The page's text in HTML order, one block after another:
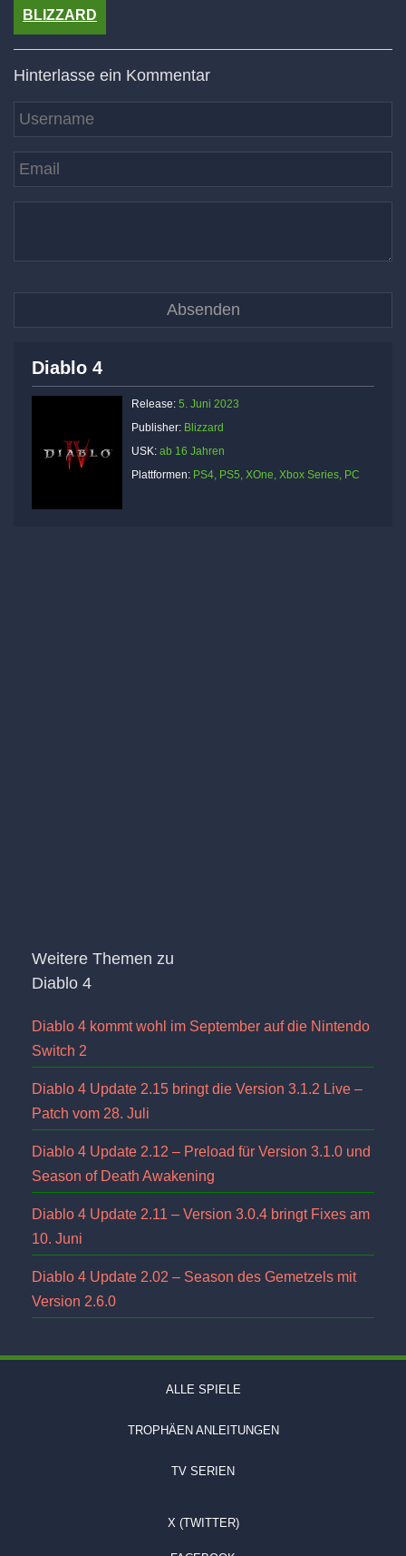
BLIZZARD
Hinterlasse ein Kommentar
Diablo 4
Release: 5. Juni 2023
Publisher: Blizzard
USK: ab 16 Jahren
Plattformen: PS4, PS5, XOne, Xbox Series, PC
Weitere Themen zu
Diablo 4
Diablo 4 kommt wohl im September auf die Nintendo
Switch 2
Diablo 4 Update 2.15 bringt die Version 3.1.2 Live –
Patch vom 28. Juli
Diablo 4 Update 2.12 – Preload für Version 3.1.0 und
Season of Death Awakening
Diablo 4 Update 2.11 – Version 3.0.4 bringt Fixes am
10. Juni
Diablo 4 Update 2.02 – Season des Gemetzels mit
Version 2.6.0
ALLE SPIELE
TROPHÄEN ANLEITUNGEN
TV SERIEN
X (TWITTER)